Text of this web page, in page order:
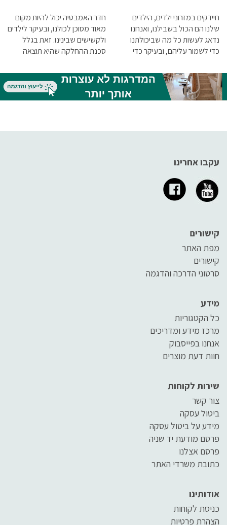
חיידקים במזרוני ילדים, הילדים
שלנו הם הכול בשבילנו, ואנחנו
נדאג לעשות כל מה שביכולתנו
כדי לשמור עליהם, ובעיקר כדי
לפעמים אנחנו בכלל לא מודעים
לכל הסכנות הבריאותיות שאורבות
להם, כמו למשל שלל החיידקים
זה אנחנו כאן.
חדר האמבטיה יכול להיות מקום
מאוד מסוכן לכולנו, ובעיקר לילדים
ולקשישים שבינינו. זאת בגלל
סכנת ההחלקה שהיא תוצאה
שבאה במגע עם המים. על מנת
למנוע ככל האפשר את
התרחשותם של מצבי סכנה,
לפניכם עשרה טיפים שיסייעו לכם
עקבו אחרינו
קישורים
מפת האתר
קישורים
סרטוני הדרכה והדגמה
מידע
כל הקטגוריות
מרכז מידע ומדריכים
אנחנו בפייסבוק
חוות דעת מוצרים
שירות לקוחות
צור קשר
ביטול עסקה
מידע על ביטול עסקה
פרסם מודעת יד שניה
פרסם אצלנו
כתובת משרדי האתר
אודותינו
כניסת לקוחות
הצהרת פרטיות